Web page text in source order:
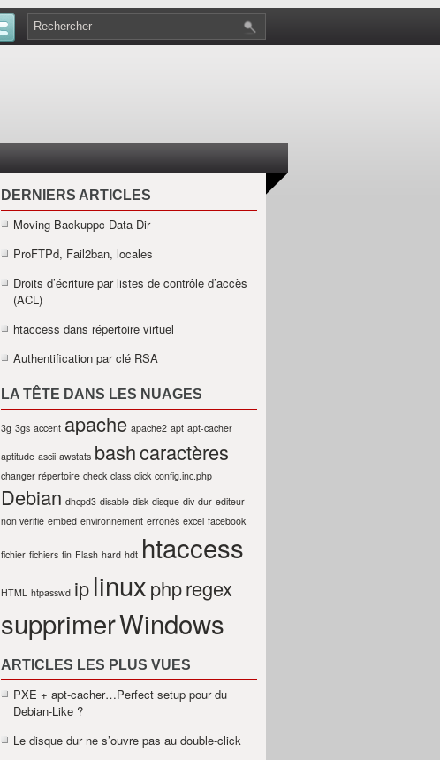
DERNIERS ARTICLES
Moving Backuppc Data Dir
ProFTPd, Fail2ban, locales
Droits d’écriture par listes de contrôle d’accès
(ACL)
htaccess dans répertoire virtuel
Authentification par clé RSA
LA TÊTE DANS LES NUAGES
3g 3gs accent apache apache2 apt apt-cacher
aptitude ascii awstats bashcaractères
changer répertoire check class click config.inc.php
Debian dhcpd3 disable disk disque div dur editeur
non vérifié embed environnement erronés excel facebook
fichier fichiers fin Flash hard hdt htaccess
HTML htpasswd iplinuxphpregex
supprimerWindows
ARTICLES LES PLUS VUES
PXE + apt-cacher…Perfect setup pour du
Debian-Like ?
Le disque dur ne s’ouvre pas au double-click